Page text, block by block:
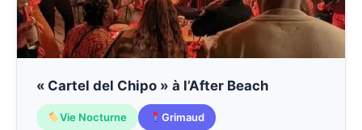
« Cartel del Chipo » à l’After Beach
Vie Nocturne Grimaud